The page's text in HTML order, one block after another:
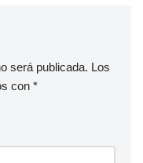
será publicada. Los
con *